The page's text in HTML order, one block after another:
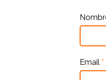
Email *